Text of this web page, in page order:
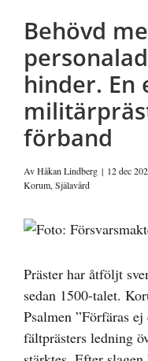
Behövd
hinder. En
förband
AvHåkan Lindberg | 12 dec
Korum,Själavård
Visa
bild
Präster har åtföljt
sedan 1500-talet.
Psalmen ”Förfäras
fältprästers ledning